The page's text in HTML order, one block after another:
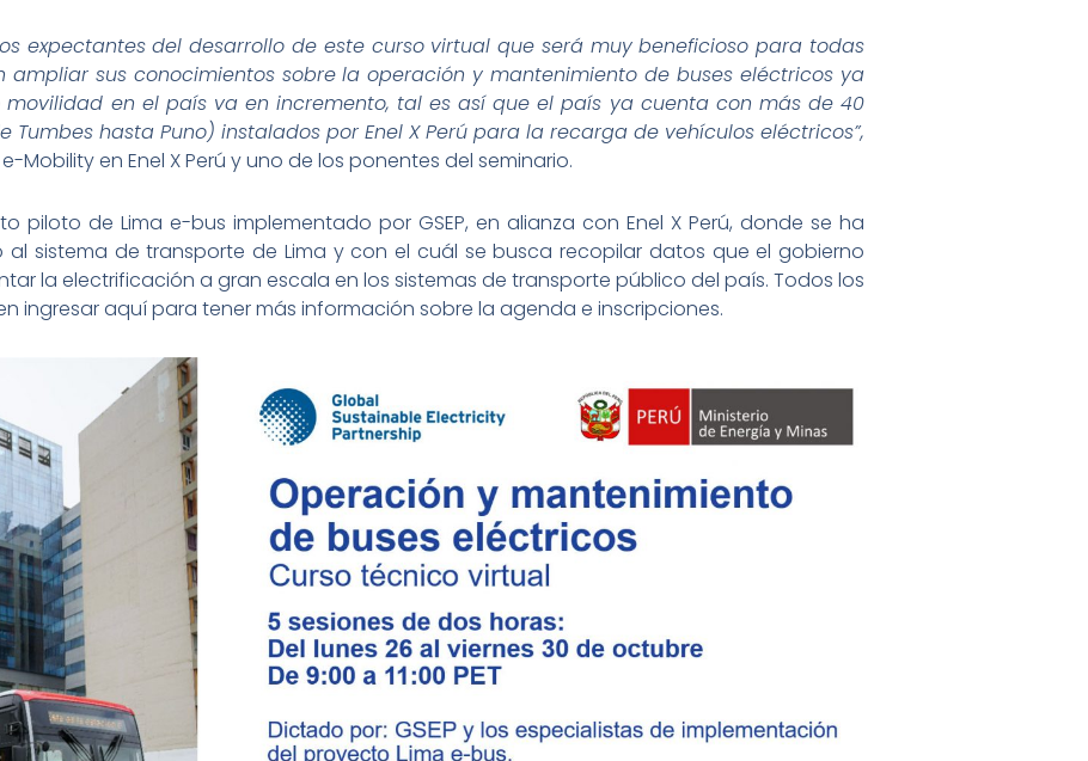
expectantes del desarrollo de este curso virtual que será muy beneficioso para todas
ampliar sus conocimientos sobre la operación y mantenimiento de buses eléctricos ya
en el país va en incremento, tal es así que el país ya cuenta con más de 40
hasta Puno) instalados por Enel X Perú para la recarga de vehículos eléctricos”,
Mobility en Enel X Perú y uno de los ponentes del seminario.
piloto de Lima e-bus implementado por GSEP, en alianza con Enel X Perú, donde se ha
sistema de transporte de Lima y con el cuál se busca recopilar datos que el gobierno
la electrificación a gran escala en los sistemas de transporte público del país. Todos los
ingresar aquí para tener más información sobre la agenda e inscripciones.